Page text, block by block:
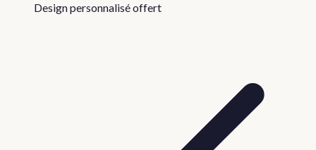
Design personnalisé offert